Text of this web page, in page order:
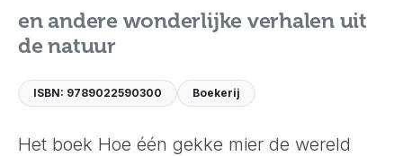
en andere wonderlijke verhalen uit
de natuur
ISBN: 9789022590300 Boekerij
Het boek Hoe één gekke mier de wereld